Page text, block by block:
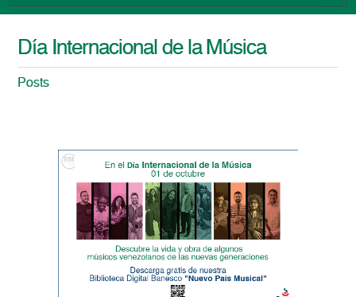
Día Internacional de la Música
Posts